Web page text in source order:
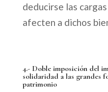
deducirse las
afecten a dichos
4.- Doble imposición del
solidaridad a las grandes
patrimonio